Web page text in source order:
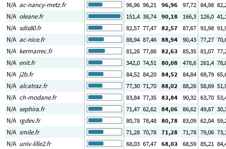
N/A ac-nancy-metz.fr 96,96 96,21 96,96 97,72 84,98 82
N/A oleane.fr 151,4 38,74 90,18 166,3 126,0 41
N/A sdis80.fr 82,57 77,47 82,57 87,67 91,98 91
N/A ac-nice.fr 88,94 87,46 88,94 90,43 77,27 70
N/A kermarrec.fr 81,26 77,86 82,63 85,35 81,07 77
N/A enit.fr 342,0 74,51 80,08 478,6 261,4 78
N/A j2b.fr 84,52 84,20 84,52 84,84 69,79 65
N/A alcatraz.fr 77,30 71,70 88,02 88,26 58,69 51
N/A ch-modane.fr 83,84 77,35 83,84 90,32 63,70 53
N/A sephira.fr 71,47 62,62 84,06 86,62 49,87 30
N/A rgdev.fr 80,78 78,48 80,78 83,09 62,04 59
N/A smile.fr 71,28 70,78 71,28 71,78 79,06 73
N/A univ-lille2.fr 68,03 67,47 68,03 68,59 85,21 84